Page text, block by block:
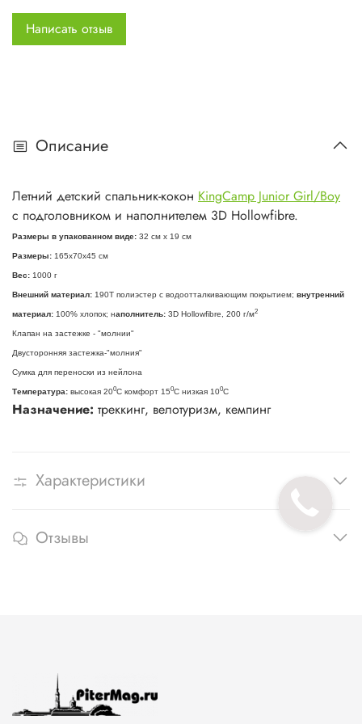
Написать отзыв
Описание
Летний детский спальник-кокон KingCamp Junior Girl/Boy
с подголовником и наполнителем 3D Hollowfibre.
Размеры в упакованном виде: 32 см х 19 см
Размеры: 165х70x45 см
Вес: 1000 г
Внешний материал: 190Т полиэстер с водоотталкивающим покрытием; внутренний
материал: 100% хлопок; наполнитель: 3D Hollowfibre , 200 г/м2
Клапан на застежке - "молнии"
Двусторонняя застежка-"молния"
Сумка для переноски из нейлона
Температура: высокая 200С комфорт 150С низкая 100С
Назначение: треккинг, велотуризм, кемпинг
Характеристики
Отзывы